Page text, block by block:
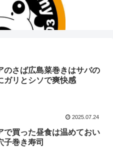
のさば広島菜巻きはサバの
ガリとシソで爽快感
2025.07.24
で買った昼食は温めておい
子巻き寿司